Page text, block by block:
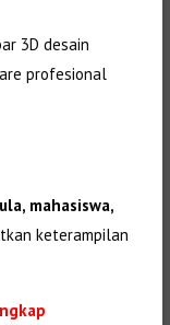
3D desain
profesional
mahasiswa,
keterampilan